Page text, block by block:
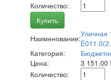
Количество:
Купить
Наименование:Уличная
Категория:
Цена:
3 151.00
Количество: